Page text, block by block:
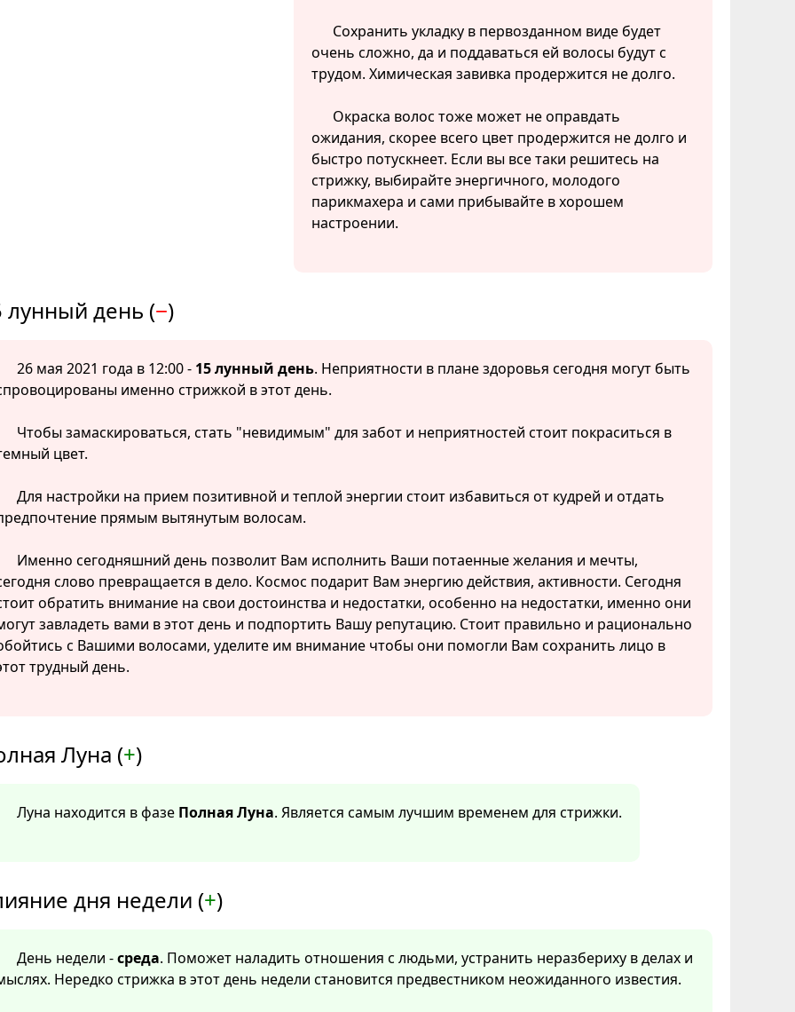
Сохранить укладку в первозданном виде будет
очень сложно, да и поддаваться ей волосы будут с
трудом. Химическая завивка продержится не долго.
Окраска волос тоже может не оправдать
ожидания, скорее всего цвет продержится не долго и
быстро потускнеет. Если вы все таки решитесь на
стрижку, выбирайте энергичного, молодого
парикмахера и сами прибывайте в хорошем
настроении.
лунный день (−)
26 мая 2021 года в 12:00 - 15 лунный день. Неприятности в плане здоровья сегодня могут быть
именно стрижкой в этот день.
Чтобы замаскироваться, стать "невидимым" для забот и неприятностей стоит покраситься в
цвет.
Для настройки на прием позитивной и теплой энергии стоит избавиться от кудрей и отдать
прямым вытянутым волосам.
Именно сегодняшний день позволит Вам исполнить Ваши потаенные желания и мечты,
слово превращается в дело. Космос подарит Вам энергию действия, активности. Сегодня
обратить внимание на свои достоинства и недостатки, особенно на недостатки, именно они
завладеть вами в этот день и подпортить Вашу репутацию. Стоит правильно и рационально
с Вашими волосами, уделите им внимание чтобы они помогли Вам сохранить лицо в
трудный день.
Луна (+)
Луна находится в фазе Полная Луна. Является самым лучшим временем для стрижки.
дня недели (+)
День недели -среда. Поможет наладить отношения с людьми, устранить неразбериху в делах и
Нередко стрижка в этот день недели становится предвестником неожиданного известия.